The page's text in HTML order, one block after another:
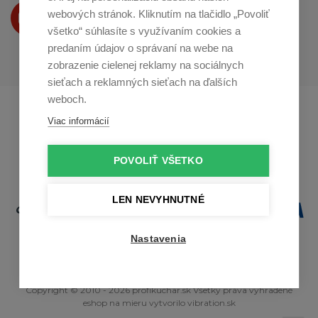
Produkty Vám predstavujeme
na Youtube
Profikuchař.cz
Copyright © 2010 - 2026 profikuchar.sk Všetky práva vyhradené
eshop na mieru vytvorilo vibration.sk
webových stránok. Kliknutím na tlačidlo „Povoliť
všetko“ súhlasíte s využívaním cookies a
predaním údajov o správaní na webe na
zobrazenie cielenej reklamy na sociálnych
sieťach a reklamných sieťach na ďalších
weboch.
Viac informácií
POVOLIŤ VŠETKO
LEN NEVYHNUTNÉ
Nastavenia